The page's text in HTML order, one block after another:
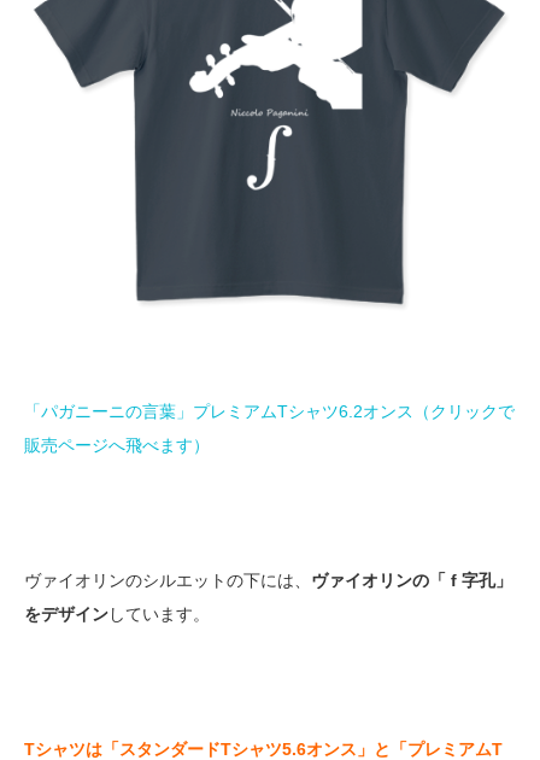
「パガニーニの言葉」プレミアムTシャツ6.2オンス（クリックで
販売ページへ飛べます）
ヴァイオリンのシルエットの下には、 ヴァイオリンの「 f 字孔」
をデザインしています。
Tシャツは「スタンダードTシャツ5.6オンス」と「プレミアムT